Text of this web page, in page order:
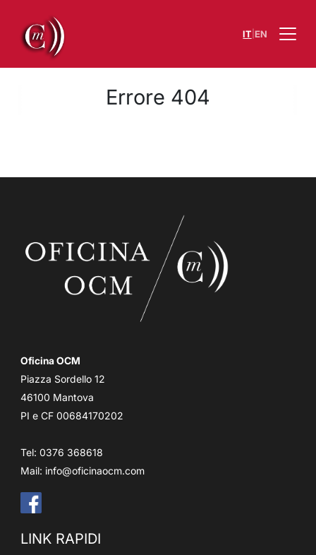
IT EN
Errore 404
Oficina OCM
Piazza Sordello 12
46100 Mantova
PI e CF 00684170202
Tel: 0376 368618
Mail: info@oficinaocm.com
LINK RAPIDI